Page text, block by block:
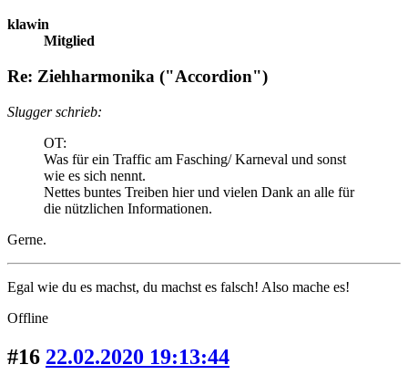
klawin
Mitglied
Re: Ziehharmonika ("Accordion")
Slugger schrieb:
OT:
Was für ein Traffic am Fasching/ Karneval und sonst
wie es sich nennt.
Nettes buntes Treiben hier und vielen Dank an alle für
die nützlichen Informationen.
Gerne.
Egal wie du es machst, du machst es falsch! Also mache es!
Offline
#16 22.02.2020 19:13:44